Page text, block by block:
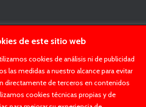
de este sitio web
cookies de análisis ni de publicidad
las medidas a nuestro alcance para evitar
directamente de terceros en contenidos
cookies técnicas propias y de